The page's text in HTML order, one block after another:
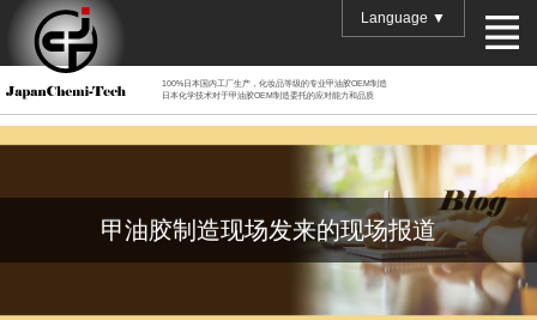
Language ▼
100%日本国内工厂生产，化妆品等级的专业甲油胶OEM制造
日本化学技术对于甲油胶OEM制造委托的应对能力和品质
甲油胶制造现场发来的现场报道